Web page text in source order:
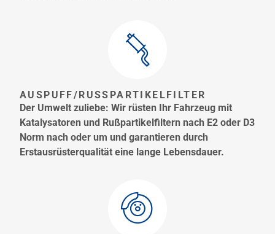
AUSPUFF/RUSSPARTIKELFILTER
Der Umwelt zuliebe: Wir rüsten Ihr Fahrzeug mit
Katalysatoren und Rußpartikelfiltern nach E2 oder D3
Norm nach oder um und garantieren durch
Erstausrüsterqualität eine lange Lebensdauer.